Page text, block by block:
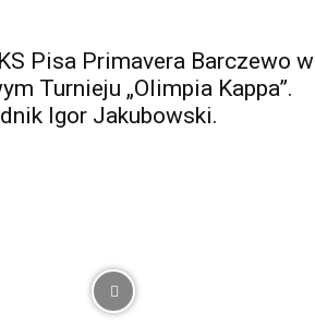
Pisa Primavera Barczewo w
Turnieju „Olimpia Kappa”.
Igor Jakubowski.